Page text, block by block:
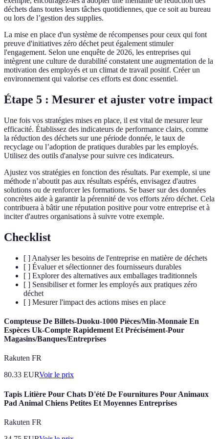
déchets dans toutes leurs tâches quotidiennes, que ce soit au bureau
ou lors de l’gestion des supplies.
La mise en place d'un système de récompenses pour ceux qui font
preuve d'initiatives zéro déchet peut également stimuler
l'engagement. Selon une enquête de 2026, les entreprises qui
intègrent une culture de durabilité constatent une augmentation de la
motivation des employés et un climat de travail positif. Créer un
environnement qui valorise ces efforts est donc essentiel.
Étape 5 : Mesurer et ajuster votre impact
Une fois vos stratégies mises en place, il est vital de mesurer leur
efficacité. Établissez des indicateurs de performance clairs, comme
la réduction des déchets sur une période donnée, le taux de
recyclage ou l’adoption de pratiques durables par les employés.
Utilisez des outils d'analyse pour suivre ces indicateurs.
Ajustez vos stratégies en fonction des résultats. Par exemple, si une
méthode n’aboutit pas aux résultats espérés, envisagez d'autres
solutions ou de renforcer les formations. Se baser sur des données
concrètes aide à garantir la pérennité de vos efforts zéro déchet. Cela
contribuera à bâtir une réputation positive pour votre entreprise et à
inciter d'autres organisations à suivre votre exemple.
Checklist
[ ] Analyser les besoins de l'entreprise en matière de déchets
[ ] Évaluer et sélectionner des fournisseurs durables
[ ] Explorer des alternatives aux emballages traditionnels
[ ] Sensibiliser et former les employés aux pratiques zéro
déchet
[ ] Mesurer l'impact des actions mises en place
Compteuse De Billets-Duoku-1000 Pièces/Min-Monnaie En
Espèces Uk-Compte Rapidement Et Précisément-Pour
Magasins/Banques/Entreprises
Rakuten FR
80.33 EURVoir le prix
Tapis Litière Pour Chats D'été De Fournitures Pour Animaux
Pad Animal Chiens Petites Et Moyennes Entreprises
Rakuten FR